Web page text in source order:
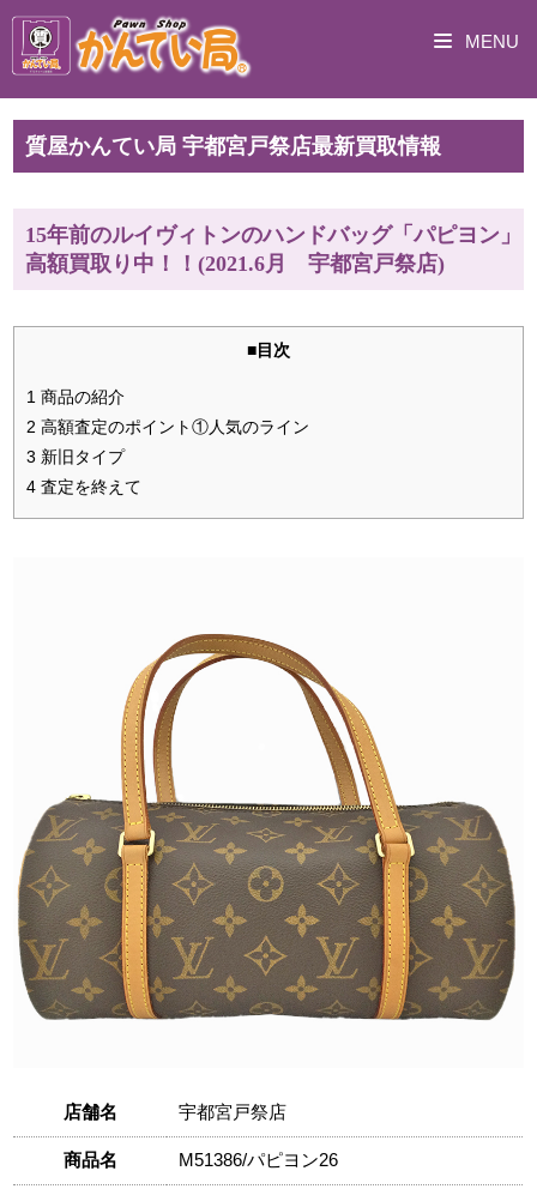
MENU
質屋かんてい局 宇都宮戸祭店最新買取情報
15年前のルイヴィトンのハンドバッグ「パピヨン」
高額買取り中！！(2021.6月 宇都宮戸祭店)
■目次
1 商品の紹介
2 高額査定のポイント①人気のライン
3 新旧タイプ
4 査定を終えて
店舗名 宇都宮戸祭店
商品名 M51386/パピヨン26